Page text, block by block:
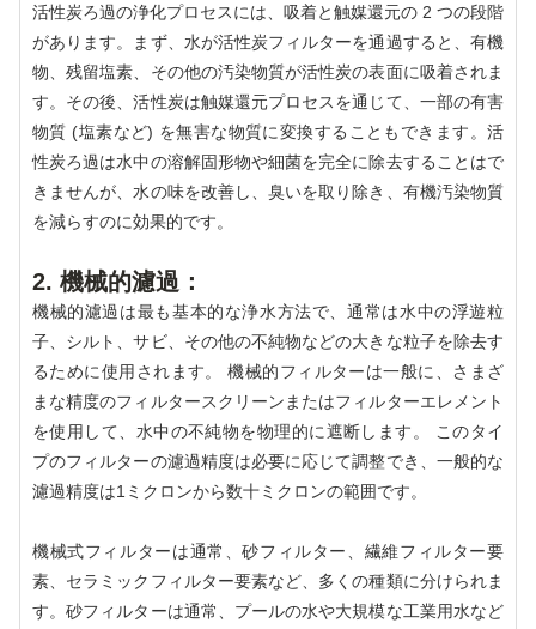
活性炭ろ過の浄化プロセスには、吸着と触媒還元の 2 つの段階
があります。まず、水が活性炭フィルターを通過すると、有機
物、残留塩素、その他の汚染物質が活性炭の表面に吸着されま
す。その後、活性炭は触媒還元プロセスを通じて、一部の有害
物質 (塩素など) を無害な物質に変換することもできます。活
性炭ろ過は水中の溶解固形物や細菌を完全に除去することはで
きませんが、水の味を改善し、臭いを取り除き、有機汚染物質
を減らすのに効果的です。
2. 機械的濾過：
機械的濾過は最も基本的な浄水方法で、通常は水中の浮遊粒
子、シルト、サビ、その他の不純物などの大きな粒子を除去す
るために使用されます。 機械的フィルターは一般に、さまざ
まな精度のフィルタースクリーンまたはフィルターエレメント
を使用して、水中の不純物を物理的に遮断します。 このタイ
プのフィルターの濾過精度は必要に応じて調整でき、一般的な
濾過精度は1ミクロンから数十ミクロンの範囲です。
機械式フィルターは通常、砂フィルター、繊維フィルター要
素、セラミックフィルター要素など、多くの種類に分けられま
す。砂フィルターは通常、プールの水や大規模な工業用水など